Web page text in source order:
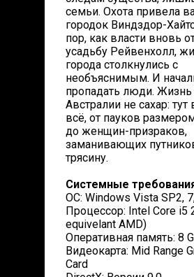
семьи. Охота привела
городок Виндздор-
пор, как власти вновь
усадьбу Рейвенхолл,
города столкнулись с
необъяснимым. И
пропадать люди. Жизнь
Австралии не сахар:
всё, от пауков
до женщин-призраков,
заманивающих
трясину.
Системные
ОС: Windows Vista SP2,
Процессор: Intel Core i5
equivelant AMD)
Оперативная память: 8
Видеокарта: Mid Range
Card